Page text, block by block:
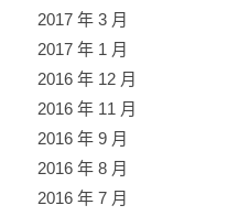
2017 年 3 月
2017 年 1 月
2016 年 12 月
2016 年 11 月
2016 年 9 月
2016 年 8 月
2016 年 7 月